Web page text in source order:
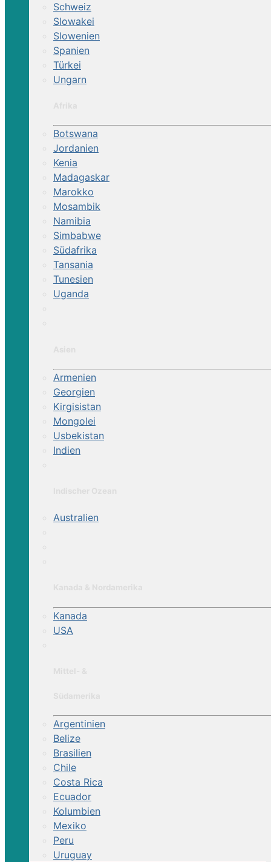
Schweiz
Slowakei
Slowenien
Spanien
Türkei
Ungarn
Botswana
Jordanien
Kenia
Madagaskar
Marokko
Mosambik
Namibia
Simbabwe
Südafrika
Tansania
Tunesien
Uganda
Armenien
Georgien
Kirgisistan
Mongolei
Usbekistan
Indien
Australien
Kanada
USA
Argentinien
Belize
Brasilien
Chile
Costa Rica
Ecuador
Kolumbien
Mexiko
Peru
Uruguay